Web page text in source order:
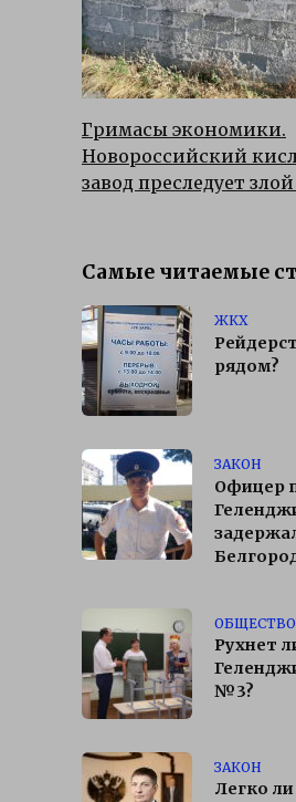
Гримасы экономики.
Новороссийский
завод преследует
Самые читаемые
ЖКХ
рядом?
ЗАКОН
Офицер
ОБЩЕСТВО
Рухнет
№3?
ЗАКОН
Легко ли